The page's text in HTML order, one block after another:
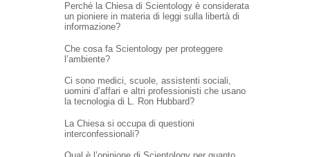
Perché la Chiesa di Scientology è considerata
un pioniere in materia di leggi sulla libertà di
informazione?
Che cosa fa Scientology per proteggere
l’ambiente?
Ci sono medici, scuole, assistenti sociali,
uomini d’affari e altri professionisti che usano
la tecnologia di L. Ron Hubbard?
La Chiesa si occupa di questioni
interconfessionali?